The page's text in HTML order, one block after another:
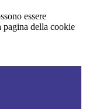
essere
pagina della cookie